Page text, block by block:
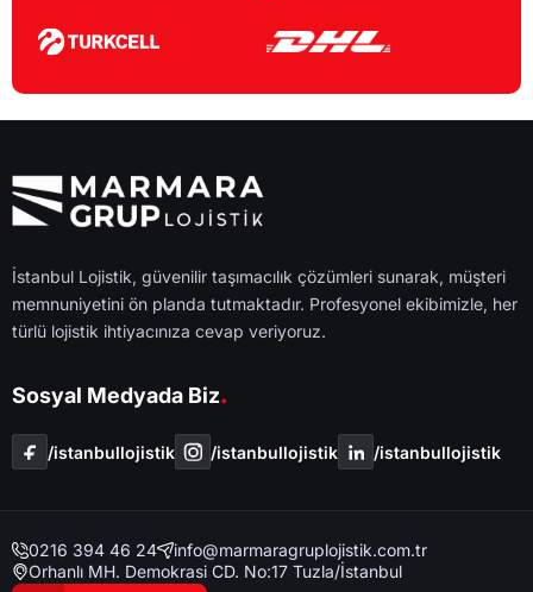
İstanbul Lojistik, güvenilir taşımacılık çözümleri sunarak, müşteri
memnuniyetini ön planda tutmaktadır. Profesyonel ekibimizle, her
türlü lojistik ihtiyacınıza cevap veriyoruz.
Sosyal Medyada Biz.
/i̇stanbullojistik /i̇stanbullojistik /i̇stanbullojistik
0216 394 46 24
info@marmaragruplojistik.com.tr
Orhanlı MH. Demokrasi CD. No:17 Tuzla/İstanbul